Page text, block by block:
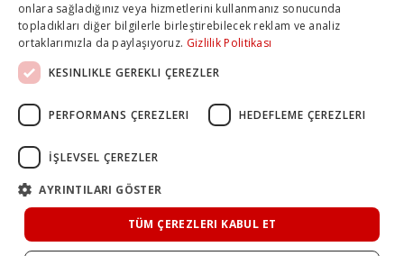
onlara sağladığınız veya hizmetlerini kullanmanız sonucunda
topladıkları diğer bilgilerle birleştirebilecek reklam ve analiz
ortaklarımızla da paylaşıyoruz. Gizlilik Politikası
KESINLIKLE GEREKLI ÇEREZLER
PERFORMANS ÇEREZLERI HEDEFLEME ÇEREZLERI
İŞLEVSEL ÇEREZLER
AYRINTILARI GÖSTER
TÜM ÇEREZLERI KABUL ET